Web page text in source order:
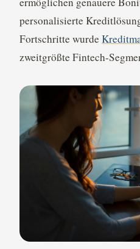
personalisierte
Fortschritte wurde
zweitgrößte Fintech-